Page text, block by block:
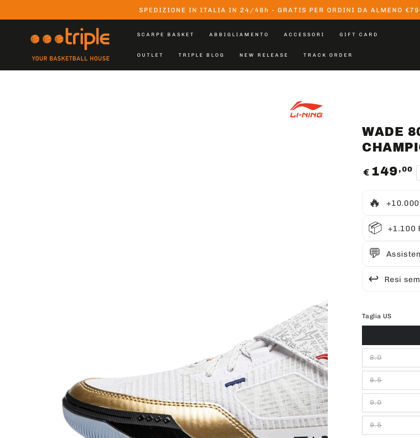
SPEDIZIONE IN ITALIA IN 24/48h - GRATIS PER ORDINI DA ALMENO €79
SCARPE BASKET ABBIGLIAMENTO ACCESSORI GIFT CARD
OUTLET TRIPLE BLOG NEW RELEASE TRACK ORDER
WADE
Prezzo
€ 149 ,00
🔥
📦 +1.100
💬
↩️ Resi
Taglia US
8.0
8.5
9.0
9.5